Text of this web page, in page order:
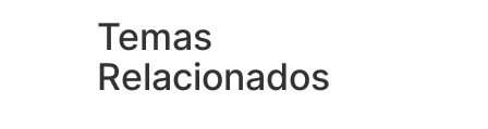
Temas
Relacionados
Coleção Safari / Arca de
Noé